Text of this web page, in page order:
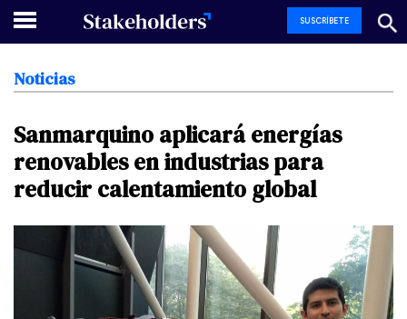
SUSCRÍBETE
Noticias
Sanmarquino aplicará energías
renovables enindustrias para
reducir calentamiento global